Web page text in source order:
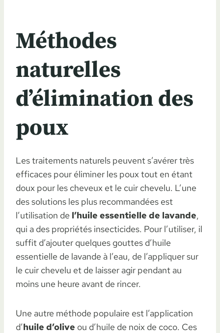
Méthodes
naturelles
d’élimination des
poux
Les traitements naturels peuvent s’avérer très
efficaces pour éliminer les poux tout en étant
doux pour les cheveux et le cuir chevelu. L’une
des solutions les plus recommandées est
l’utilisation de l’huile essentielle de lavande,
qui a des propriétés insecticides. Pour l’utiliser, il
suffit d’ajouter quelques gouttes d’huile
essentielle de lavande à l’eau, de l’appliquer sur
le cuir chevelu et de laisser agir pendant au
moins une heure avant de rincer.
Une autre méthode populaire est l’application
d’huile d’olive ou d’huile de noix de coco. Ces